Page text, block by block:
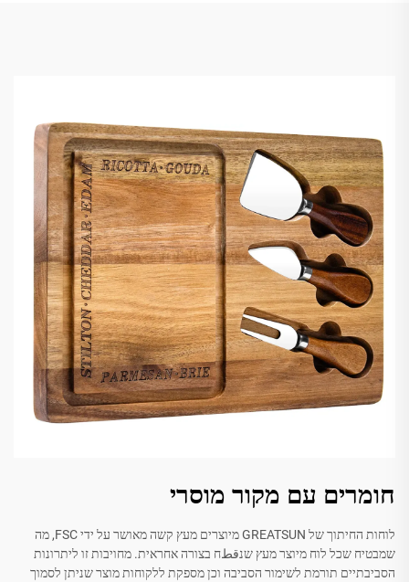
חומרים עם מקור מוסרי
לוחות החיתוך של GREATSUN מיוצרים מעץ קשה מאושר על ידי FSC, מה
שמבטיח שכל לוח מיוצר מעץ שנقطח בצורה אחראית. מחויבות זו ליתרונות
הסביבתיים תורמת לשימור הסביבה וכן מספקת ללקוחות מוצר שניתן לסמוך